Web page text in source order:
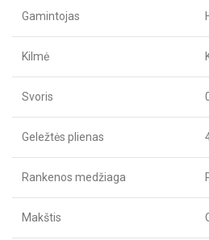
Gamintojas
Kilmė
Svoris
Geležtės plienas
Rankenos medžiaga
Makštis